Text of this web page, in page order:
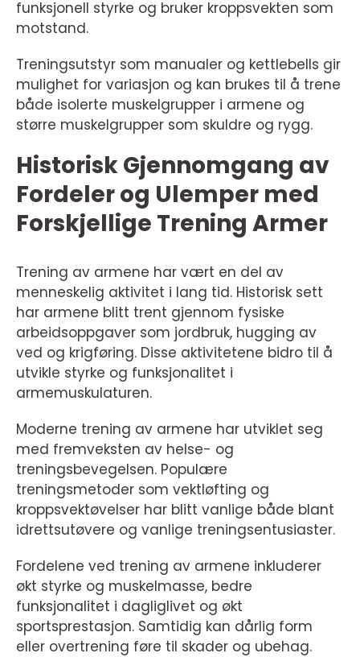
funksjonell styrke og bruker kroppsvekten som
motstand.
Treningsutstyr som manualer og kettlebells gir
mulighet for variasjon og kan brukes til å trene
både isolerte muskelgrupper i armene og
større muskelgrupper som skuldre og rygg.
Historisk Gjennomgang av
Fordeler og Ulemper med
Forskjellige Trening Armer
Trening av armene har vært en del av
menneskelig aktivitet i lang tid. Historisk sett
har armene blitt trent gjennom fysiske
arbeidsoppgaver som jordbruk, hugging av
ved og krigføring. Disse aktivitetene bidro til å
utvikle styrke og funksjonalitet i
armemuskulaturen.
Moderne trening av armene har utviklet seg
med fremveksten av helse- og
treningsbevegelsen. Populære
treningsmetoder som vektløfting og
kroppsvektøvelser har blitt vanlige både blant
idrettsutøvere og vanlige treningsentusiaster.
Fordelene ved trening av armene inkluderer
økt styrke og muskelmasse, bedre
funksjonalitet i dagliglivet og økt
sportsprestasjon. Samtidig kan dårlig form
eller overtrening føre til skader og ubehag.